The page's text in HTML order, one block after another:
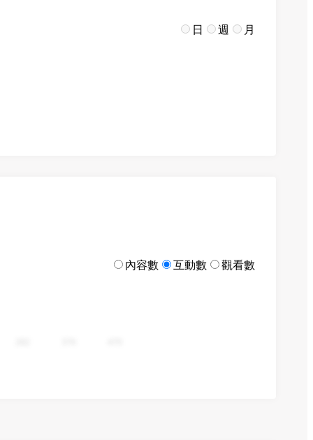
日 週 月
內容數 互動數 觀看數